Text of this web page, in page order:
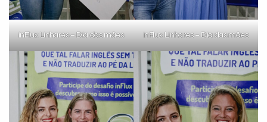
inFlux Linhares – Dia das mães inFlux Linhares – Dia das mães